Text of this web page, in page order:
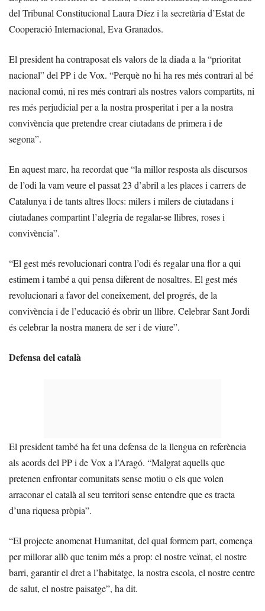
del Tribunal Constitucional Laura Díez i la secretària d’Estat de
Cooperació Internacional, Eva Granados.
El president ha contraposat els valors de la diada a la “prioritat
nacional” del PP i de Vox. “Perquè no hi ha res més contrari al bé
nacional comú, ni res més contrari als nostres valors compartits, ni
res més perjudicial per a la nostra prosperitat i per a la nostra
convivència que pretendre crear ciutadans de primera i de
segona”.
En aquest marc, ha recordat que “la millor resposta als discursos
de l’odi la vam veure el passat 23 d’abril a les places i carrers de
Catalunya i de tants altres llocs: milers i milers de ciutadans i
ciutadanes compartint l’alegria de regalar-se llibres, roses i
convivència”.
“El gest més revolucionari contra l’odi és regalar una flor a qui
estimem i també a qui pensa diferent de nosaltres. El gest més
revolucionari a favor del coneixement, del progrés, de la
convivència i de l’educació és obrir un llibre. Celebrar Sant Jordi
és celebrar la nostra manera de ser i de viure”.
Defensa del català
El president també ha fet una defensa de la llengua en referència
als acords del PP i de Vox a l’Aragó. “Malgrat aquells que
pretenen enfrontar comunitats sense motiu o els que volen
arraconar el català al seu territori sense entendre que es tracta
d’una riquesa pròpia”.
“El projecte anomenat Humanitat, del qual formem part, comença
per millorar allò que tenim més a prop: el nostre veïnat, el nostre
barri, garantir el dret a l’habitatge, la nostra escola, el nostre centre
de salut, el nostre paisatge”, ha dit.